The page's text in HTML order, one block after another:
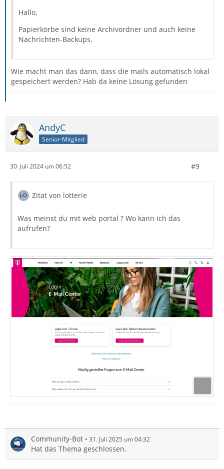
Hallo,
Papierkörbe sind keine Archivordner und auch keine
Nachrichten-Backups.
Wie macht man das dann, dass die mails automatisch lokal
gespeichert werden? Hab da keine Lösung gefunden
AndyC
Senior-Mitglied
30. Juli 2024 um 06:52 #9
Zitat von lotterie
Was meinst du mit web portal ? Wo kann ich das
aufrufen?
Community-Bot 31. Juli 2025 um 04:32
Hat das Thema geschlossen.